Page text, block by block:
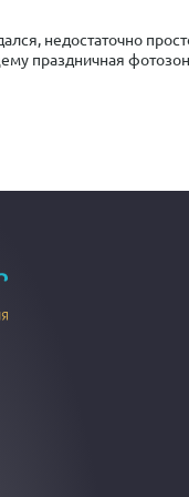
недостаточно
праздничная